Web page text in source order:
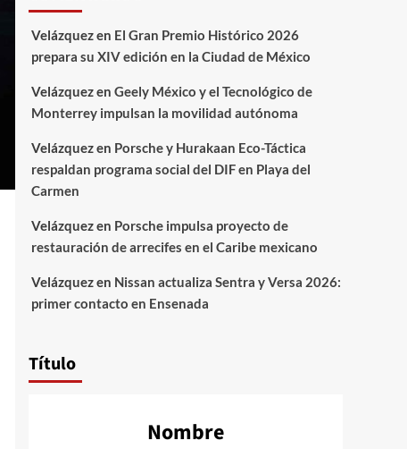
Velázquezen El Gran Premio Histórico 2026
prepara su XIV edición en la Ciudad de México
Velázquezen Geely México y el Tecnológico de
Monterrey impulsan la movilidad autónoma
Velázquezen Porsche y Hurakaan Eco-Táctica
respaldan programa social del DIF en Playa del
Carmen
Velázquezen Porsche impulsa proyecto de
restauración de arrecifes en el Caribe mexicano
Velázquezen Nissan actualiza Sentra y Versa 2026:
primer contacto en Ensenada
Título
Nombre